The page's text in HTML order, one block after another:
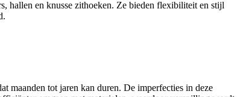
hallen en knusse zithoeken. Ze bieden flexibiliteit en stijl
maanden tot jaren kan duren. De imperfecties in deze